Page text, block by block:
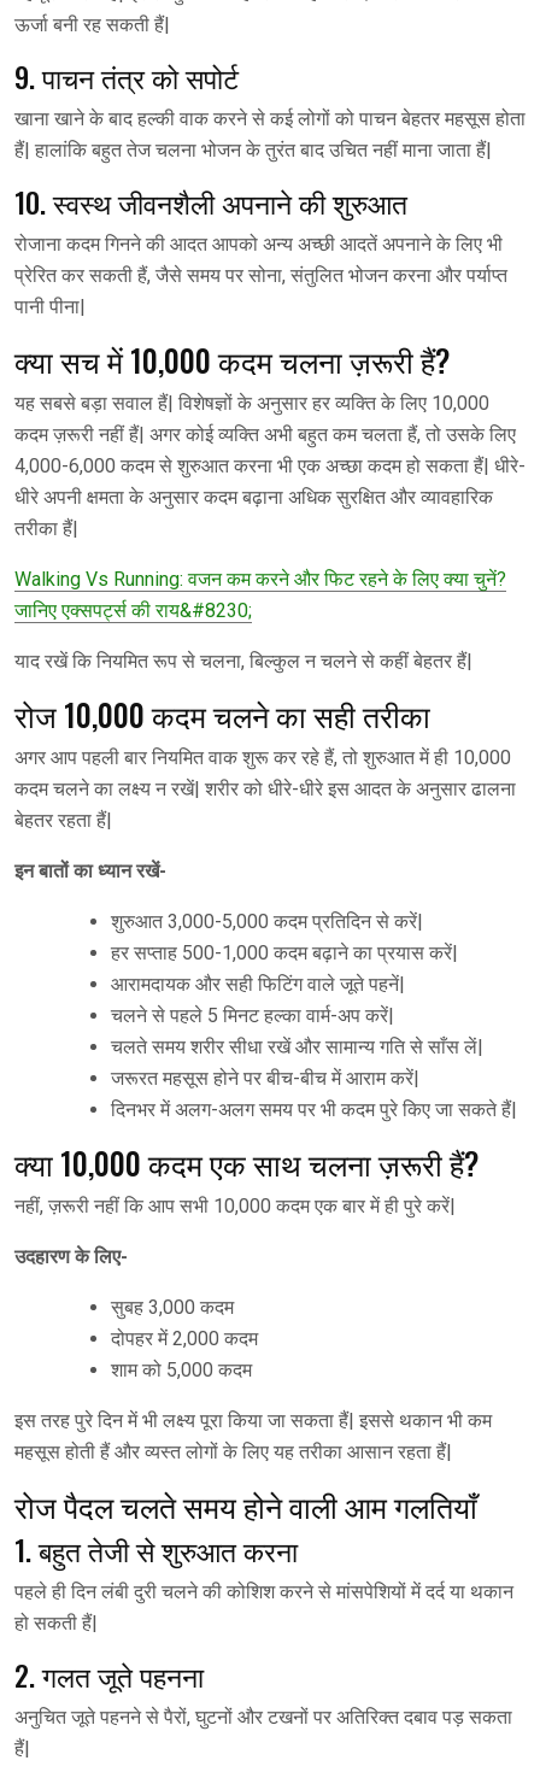
ऊर्जा बनी रह सकती हैं|
9. पाचन तंत्र को सपोर्ट
खाना खाने के बाद हल्की वाक करने से कई लोगों को पाचन बेहतर महसूस होता
हैं| हालांकि बहुत तेज चलना भोजन के तुरंत बाद उचित नहीं माना जाता हैं|
10. स्वस्थ जीवनशैली अपनाने की शुरुआत
रोजाना कदम गिनने की आदत आपको अन्य अच्छी आदतें अपनाने के लिए भी
प्रेरित कर सकती हैं, जैसे समय पर सोना, संतुलित भोजन करना और पर्याप्त
पानी पीना|
क्या सच में 10,000 कदम चलना ज़रूरी हैं?
यह सबसे बड़ा सवाल हैं| विशेषज्ञों के अनुसार हर व्यक्ति के लिए 10,000
कदम ज़रूरी नहीं हैं| अगर कोई व्यक्ति अभी बहुत कम चलता हैं, तो उसके लिए
4,000-6,000 कदम से शुरुआत करना भी एक अच्छा कदम हो सकता हैं| धीरे-
धीरे अपनी क्षमता के अनुसार कदम बढ़ाना अधिक सुरक्षित और व्यावहारिक
तरीका हैं|
Walking Vs Running: वजन कम करने और फिट रहने के लिए क्या चुनें?
जानिए एक्सपर्ट्स की राय&#8230;
याद रखें कि नियमित रूप से चलना, बिल्कुल न चलने से कहीं बेहतर हैं|
रोज 10,000 कदम चलने का सही तरीका
अगर आप पहली बार नियमित वाक शुरू कर रहे हैं, तो शुरुआत में ही 10,000
कदम चलने का लक्ष्य न रखें| शरीर को धीरे-धीरे इस आदत के अनुसार ढालना
बेहतर रहता हैं|
इन बातों का ध्यान रखें-
शुरुआत 3,000-5,000 कदम प्रतिदिन से करें|
हर सप्ताह 500-1,000 कदम बढ़ाने का प्रयास करें|
आरामदायक और सही फिटिंग वाले जूते पहनें|
चलने से पहले 5 मिनट हल्का वार्म-अप करें|
चलते समय शरीर सीधा रखें और सामान्य गति से साँस लें|
जरूरत महसूस होने पर बीच-बीच में आराम करें|
दिनभर में अलग-अलग समय पर भी कदम पुरे किए जा सकते हैं|
क्या 10,000 कदम एक साथ चलना ज़रूरी हैं?
नहीं, ज़रूरी नहीं कि आप सभी 10,000 कदम एक बार में ही पुरे करें|
उदहारण के लिए-
सुबह 3,000 कदम
दोपहर में 2,000 कदम
शाम को 5,000 कदम
इस तरह पुरे दिन में भी लक्ष्य पूरा किया जा सकता हैं| इससे थकान भी कम
महसूस होती हैं और व्यस्त लोगों के लिए यह तरीका आसान रहता हैं|
रोज पैदल चलते समय होने वाली आम गलतियाँ
1. बहुत तेजी से शुरुआत करना
पहले ही दिन लंबी दुरी चलने की कोशिश करने से मांसपेशियों में दर्द या थकान
हो सकती हैं|
2. गलत जूते पहनना
अनुचित जूते पहनने से पैरों, घुटनों और टखनों पर अतिरिक्त दबाव पड़ सकता
हैं|